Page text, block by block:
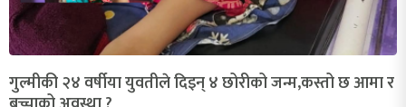
गुल्मीकी २४ वर्षीया युवतीले दिइन् ४ छोरीको जन्म,कस्तो छ आमा र